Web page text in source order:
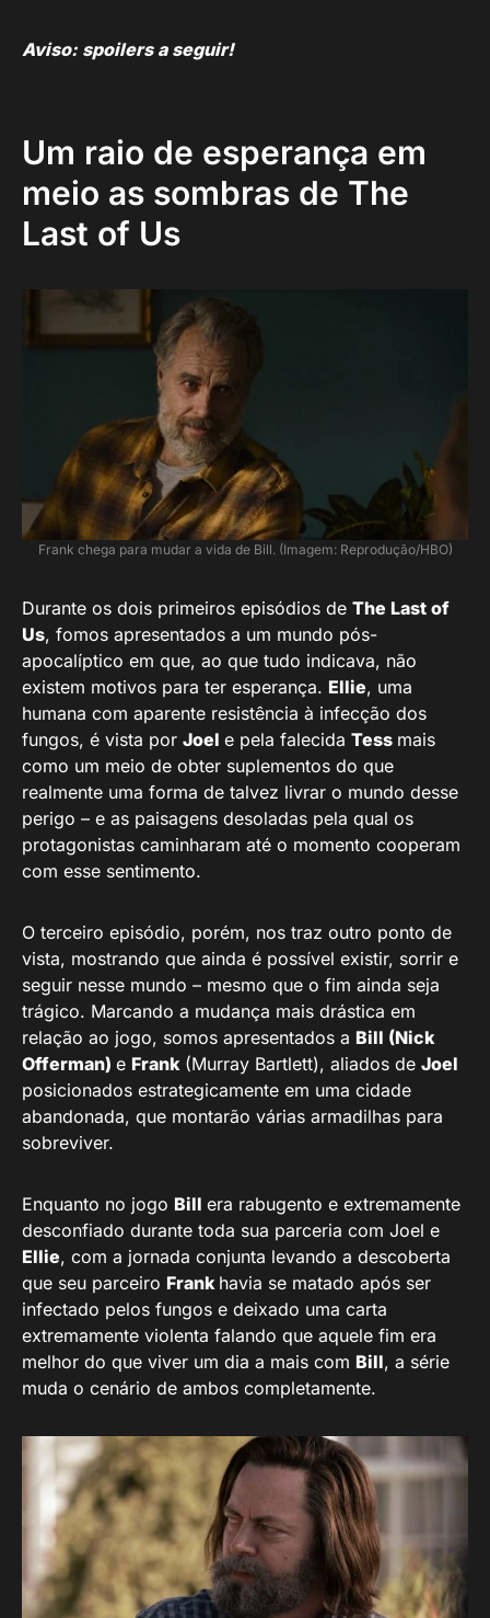
Aviso: spoilers a seguir!
Um raio de esperança em
meio as sombras de The
Last of Us
Frank chega para mudar a vida de Bill. (Imagem: Reprodução/HBO)
Durante os dois primeiros episódios de The Last of
Us, fomos apresentados a um mundo pós-
apocalíptico em que, ao que tudo indicava, não
existem motivos para ter esperança. Ellie, uma
humana com aparente resistência à infecção dos
fungos, é vista por Joel e pela falecida Tess mais
como um meio de obter suplementos do que
realmente uma forma de talvez livrar o mundo desse
perigo – e as paisagens desoladas pela qual os
protagonistas caminharam até o momento cooperam
com esse sentimento.
O terceiro episódio, porém, nos traz outro ponto de
vista, mostrando que ainda é possível existir, sorrir e
seguir nesse mundo – mesmo que o fim ainda seja
trágico. Marcando a mudança mais drástica em
relação ao jogo, somos apresentados a Bill (Nick
Offerman) e Frank(Murray Bartlett), aliados de Joel
posicionados estrategicamente em uma cidade
abandonada, que montarão várias armadilhas para
sobreviver.
Enquanto no jogo Bill era rabugento e extremamente
desconfiado durante toda sua parceria com Joel e
Ellie, com a jornada conjunta levando a descoberta
que seu parceiro Frank havia se matado após ser
infectado pelos fungos e deixado uma carta
extremamente violenta falando que aquele fim era
melhor do que viver um dia a mais com Bill, a série
muda o cenário de ambos completamente.